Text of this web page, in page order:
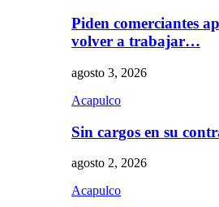
Piden comerciantes
volver a trabajar…
agosto 3, 2026
Acapulco
Sin cargos en su
agosto 2, 2026
Acapulco